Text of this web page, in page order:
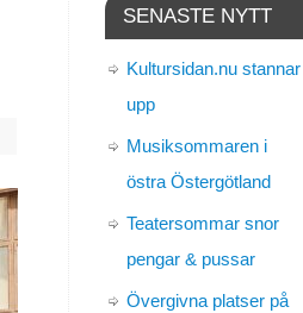
SENASTE NYTT
Kultursidan.nu stannar
upp
Musiksommaren i
östra Östergötland
Teatersommar snor
pengar & pussar
Övergivna platser på